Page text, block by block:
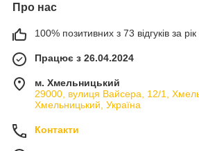
Про нас
100% позитивних з 73 відгуків за рік
Працює з 26.04.2024
м. Хмельницький
29000, вулиця Вайсера, 12/1,
Хмельницький, Україна
Контакти